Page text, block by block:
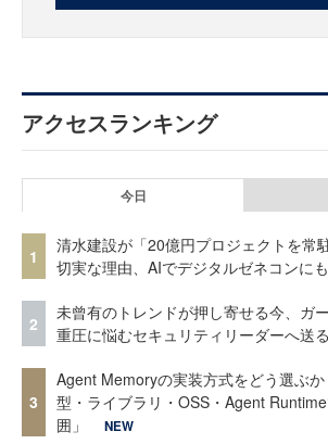
アクセスランキング
今日
1
清水建設が「20億円プロジェクトを常
切実な理由、AIでデジタルゼネコンに
2
未曾有のトレンドが押し寄せる今、ガ
重圧に悩むセキュリティリーダーへ送
3
Agent Memoryの実装方式をどう選ぶ
型・ライブラリ・OSS・Agent
囲」
NEW